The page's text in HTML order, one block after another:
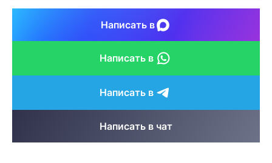
Написать в
Написать в
Написать в
Написать в чат